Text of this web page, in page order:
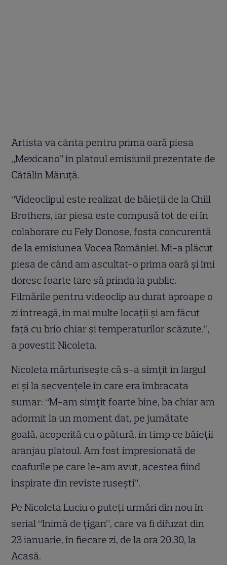
Artista va cânta pentru prima oară piesa
„Mexicano” în platoul emisiunii prezentate de
Cătălin Măruţă.
“Videoclipul este realizat de băieţii de la Chill
Brothers, iar piesa este compusă tot de ei în
colaborare cu Fely Donose, fosta concurentă
de la emisiunea Vocea României. Mi-a plăcut
piesa de când am ascultat-o prima oară şi îmi
doresc foarte tare să prinda la public.
Filmările pentru videoclip au durat aproape o
zi întreagă, în mai multe locaţii şi am făcut
faţă cu brio chiar şi temperaturilor scăzute.”,
a povestit Nicoleta.
Nicoleta mărturiseşte că s-a simţit în largul
ei şi la secvenţele în care era îmbracata
sumar: “M-am simţit foarte bine, ba chiar am
adormit la un moment dat, pe jumătate
goală, acoperită cu o pătură, în timp ce băieţii
aranjau platoul. Am fost impresionată de
coafurile pe care le-am avut, acestea fiind
inspirate din reviste ruseşti”.
Pe Nicoleta Luciu o puteţi urmări din nou în
serial “Inimă de ţigan”, care va fi difuzat din
23 ianuarie, în fiecare zi, de la ora 20.30, la
Acasă.